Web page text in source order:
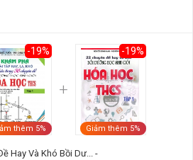
-19%
thêm 5%
-19%
Giảm thêm 5%
Hay Và Khó Bồi Dư... -